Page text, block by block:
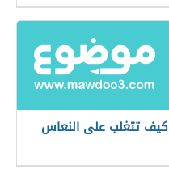
كيف تتغلب على النعاس